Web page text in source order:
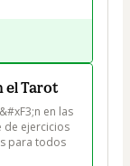
el Tarot
en las
de ejercicios
para todos